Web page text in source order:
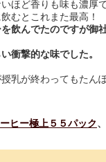
ほど香りも味も濃厚
むとこれまた最高！
飲んでたのですが御
衝撃的な味でした。
乳が終わってもたん
ヒー極上５５パック、